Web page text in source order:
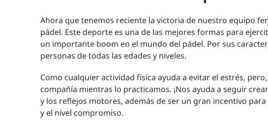
Ahora que tenemos reciente la victoria de nuestro equipo
pádel. Este deporte es una de las mejores formas para
un importante boom en el mundo del pádel. Por sus
personas de todas las edades y niveles.
Como cualquier actividad física ayuda a evitar el estrés,
compañía mientras lo practicamos. ¡Nos ayuda a seguir
y los reflejos motores, además de ser un gran incentivo
y el nivel compromiso.